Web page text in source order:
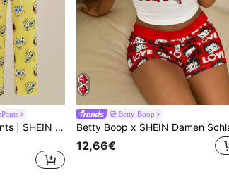
SpongeBob SquarePants | SHEIN Damen Pyjama Set mit Cartoon Muster bestehend aus Trägerhemd und langer Hose
Betty Boop
12,66€